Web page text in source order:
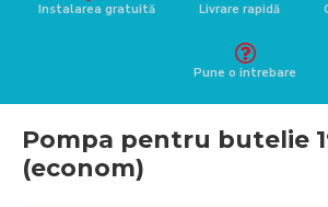
Instalarea gratuită Livrare rapidă
Pune o intrebare
Pompa pentru butelie
(econom)